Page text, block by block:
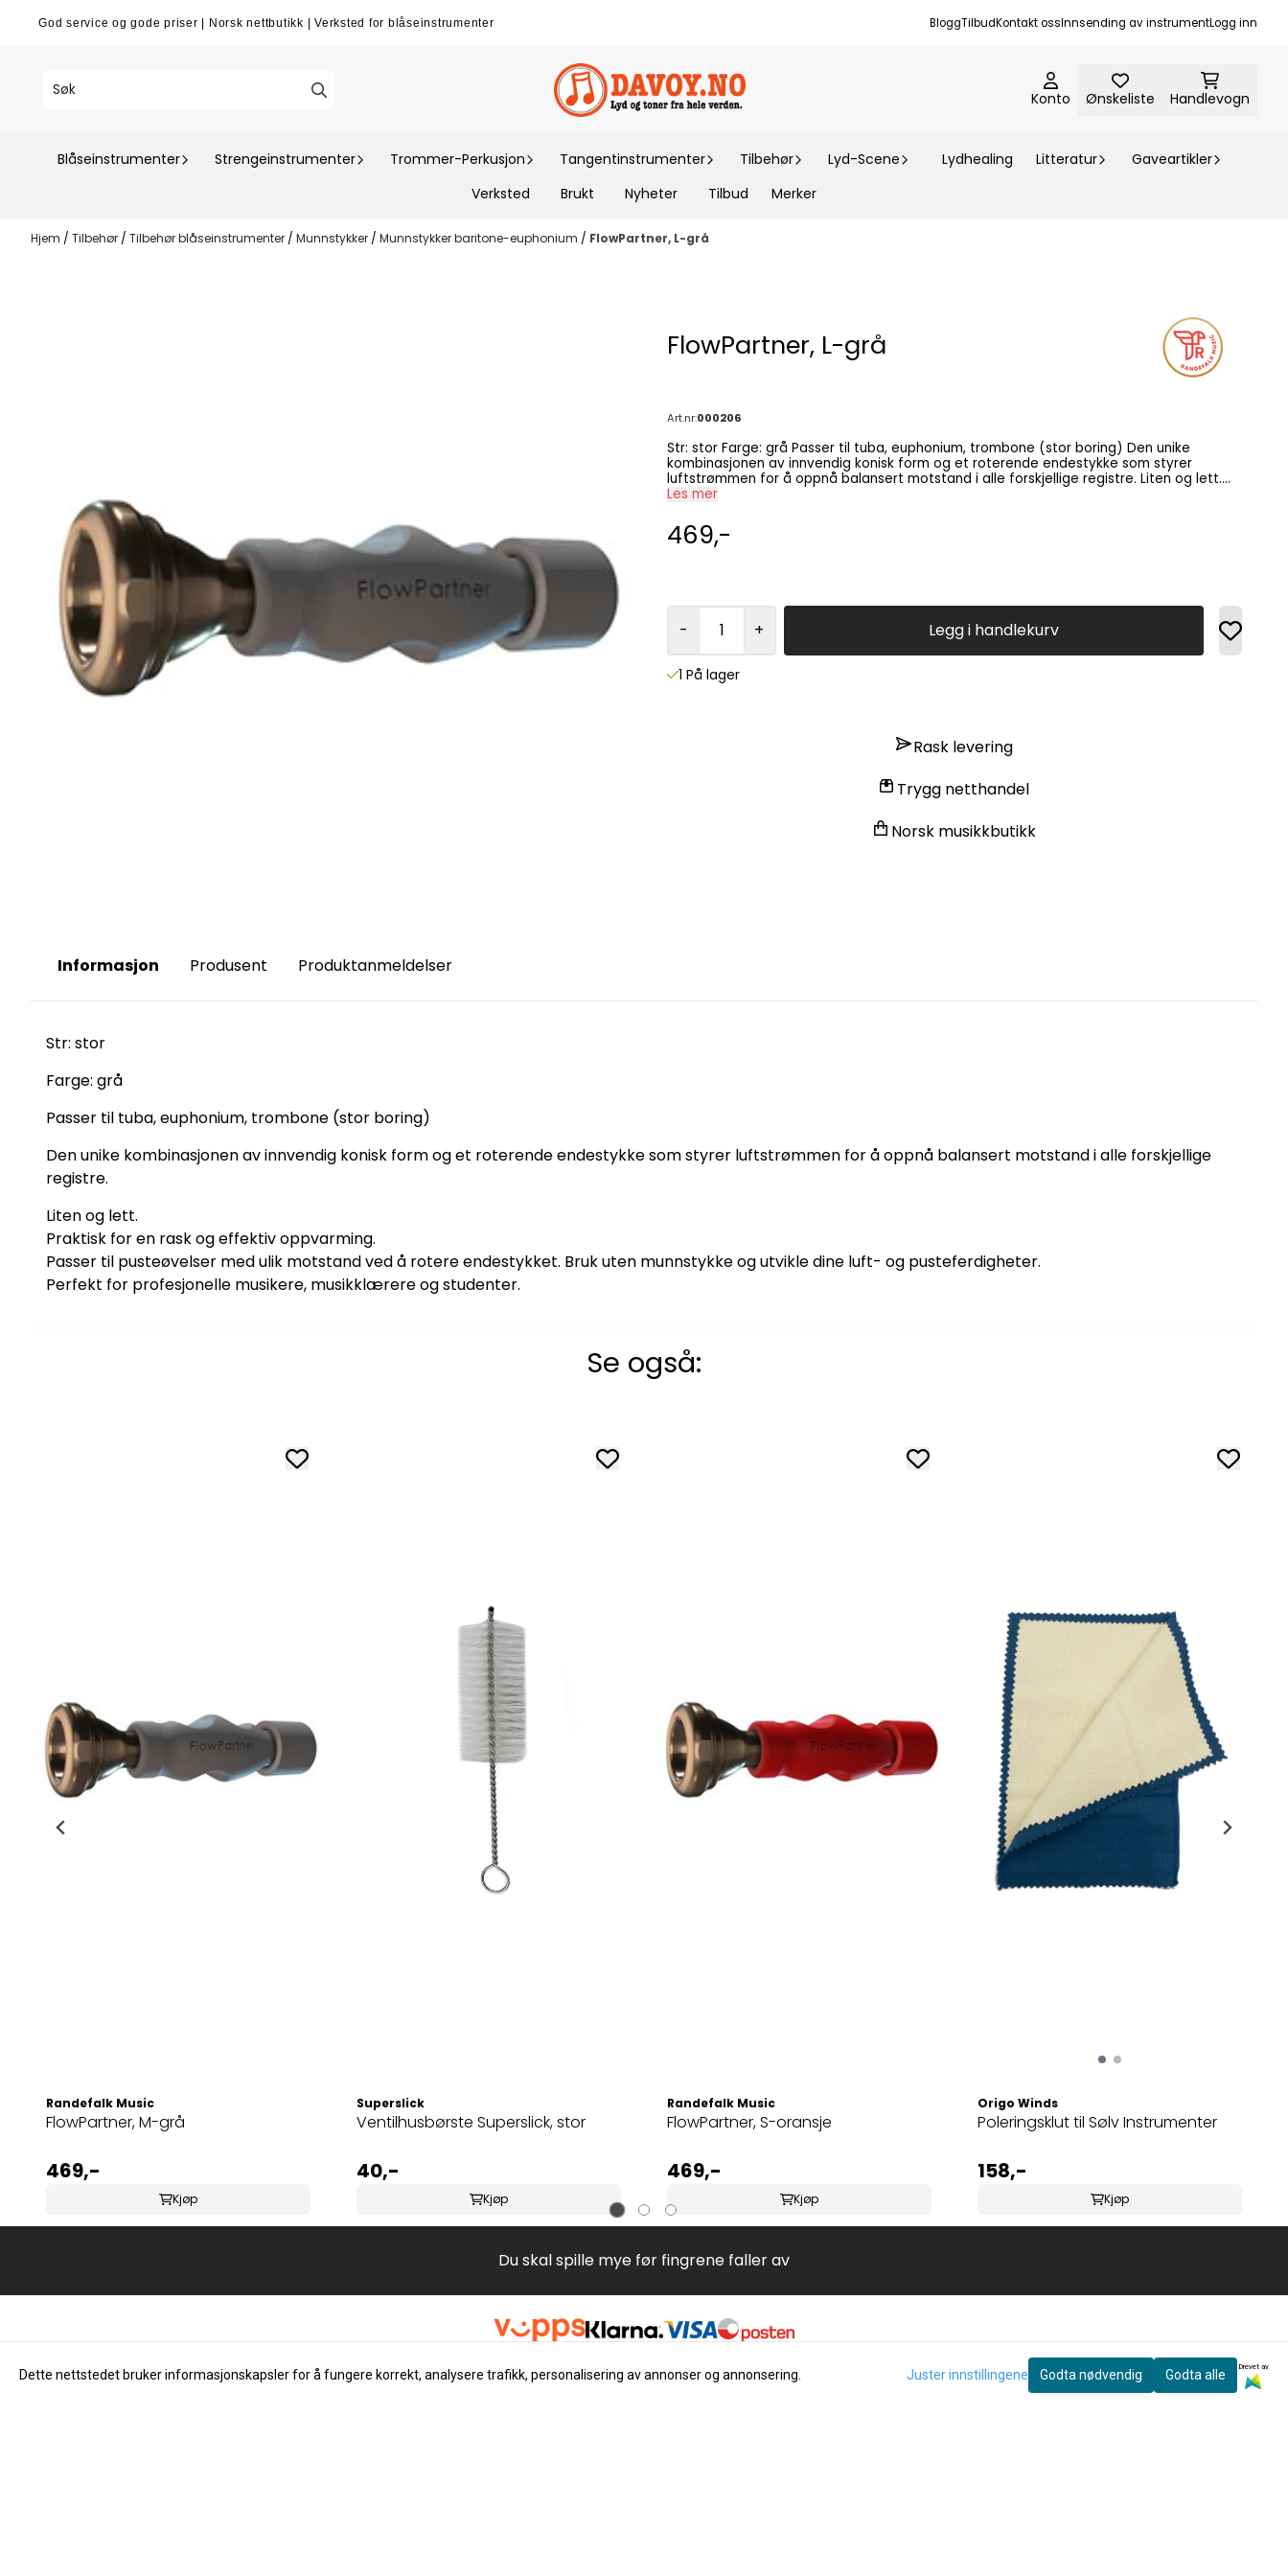
Hopp til innhold
God service og gode priser Norsk nettbutikk Verksted for blåseinstrumenter BloggTilbudKontakt ossInnsending av instrumentLogg inn
Konto Ønskeliste Handlevogn
Blåseinstrumenter Strengeinstrumenter Trommer-Perkusjon Tangentinstrumenter Tilbehør Lyd-Scene Lydhealing Litteratur
Gaveartikler
Verksted
Brukt Nyheter Tilbud Merker
Hjem / Tilbehør / Tilbehør blåseinstrumenter / Munnstykker / Munnstykker baritone-euphonium / FlowPartner, L-grå
FlowPartner, L-grå
Art.nr:000206
Str: stor Farge: grå Passer til tuba, euphonium, trombone (stor boring) Den unike
kombinasjonen av innvendig konisk form og et roterende endestykke som styrer
luftstrømmen for å oppnå balansert motstand i alle forskjellige registre. Liten og lett.
Praktisk for en rask og effektiv oppvarming. Passer til pusteøvelser med ulik motstand
Les mer
469,-
- + Legg i handlekurv
1 På lager
Rask levering
Trygg netthandel
Norsk musikkbutikk
Informasjon Produsent Produktanmeldelser
Str: stor
Farge: grå
Passer til tuba, euphonium, trombone (stor boring)
Den unike kombinasjonen av innvendig konisk form og et roterende endestykke som styrer luftstrømmen for å oppnå balansert motstand i alle forskjellige
registre.
Liten og lett.
Praktisk for en rask og effektiv oppvarming.
Passer til pusteøvelser med ulik motstand ved å rotere endestykket. Bruk uten munnstykke og utvikle dine luft- og pusteferdigheter.
Perfekt for profesjonelle musikere, musikklærere og studenter.
Se også:
Randefalk Music
FlowPartner, M-grå
469,-
Kjøp
Superslick
Ventilhusbørste Superslick, stor
40,-
Kjøp
Randefalk Music
FlowPartner, S-oransje
469,-
Kjøp
Origo Winds
Poleringsklut til Sølv Instrumenter
158,-
Kjøp
Du skal spille mye før fingrene faller av
Dette nettstedet bruker informasjonskapsler for å fungere korrekt, analysere trafikk, personalisering av annonser og annonsering. Juster innstillingene Godta nødvendig Godta alle
Drevet av